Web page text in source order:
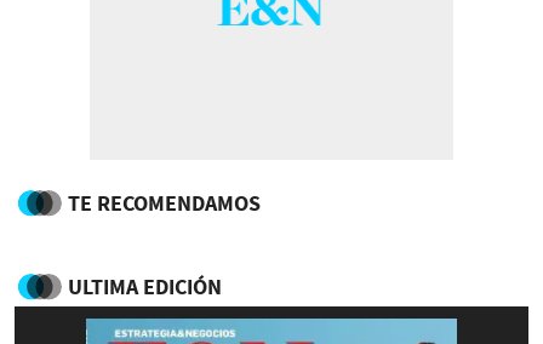
TE RECOMENDAMOS
ULTIMA EDICIÓN